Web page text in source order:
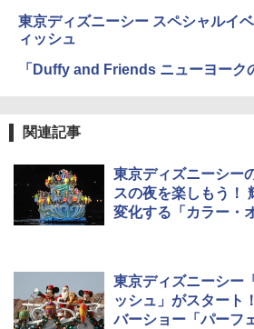
￥5,999
[キャンパーズコレ
￥9,990
[キャンパーズコレ
広げるだけ パッと
テント PATCW-
￥15,990
熊撃退スプレー 熊
秒）射程5～10m 安
￥3,680
着替えテント トイ
通気窓付き】収納
￥3,080
東京ディズニーシー スペシャルイ
ィッシュ
「Duffy and Friends ニューヨーク
関連記事
東京ディズニーシー
スの夜を楽しもう！
変化する「カラー・
東京ディズニーシー
ッシュ」がスタート
バーショー「パーフ